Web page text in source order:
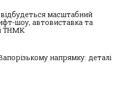
масштабний
шоу, автовиставка та
ТНМК
напрямку: деталі